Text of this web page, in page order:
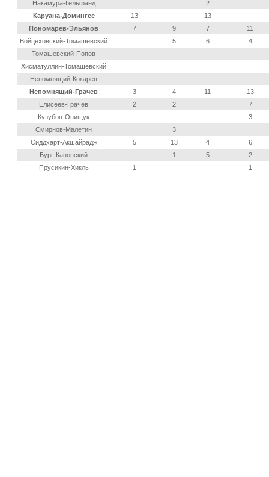
Накамура-Гельфанд
2
Каруана-Домингес
13
13
Пономарев-Эльянов
7 9 7
11
Войцеховский-Томашевский
5 6
4
Томашевский-Попов
Хисматуллин-Томашевский
Непомнящий-Кокарев
Непомнящий-Грачев
3 4 11
13
Елисеев-Грачев
2 2
7
Кузубов-Онищук
3
Смирнов-Малетин
3
Сиддхарт-Акшайрадж
5 13 4
6
Бург-Кановский
1 5
2
Прусикин-Хикль
1 1